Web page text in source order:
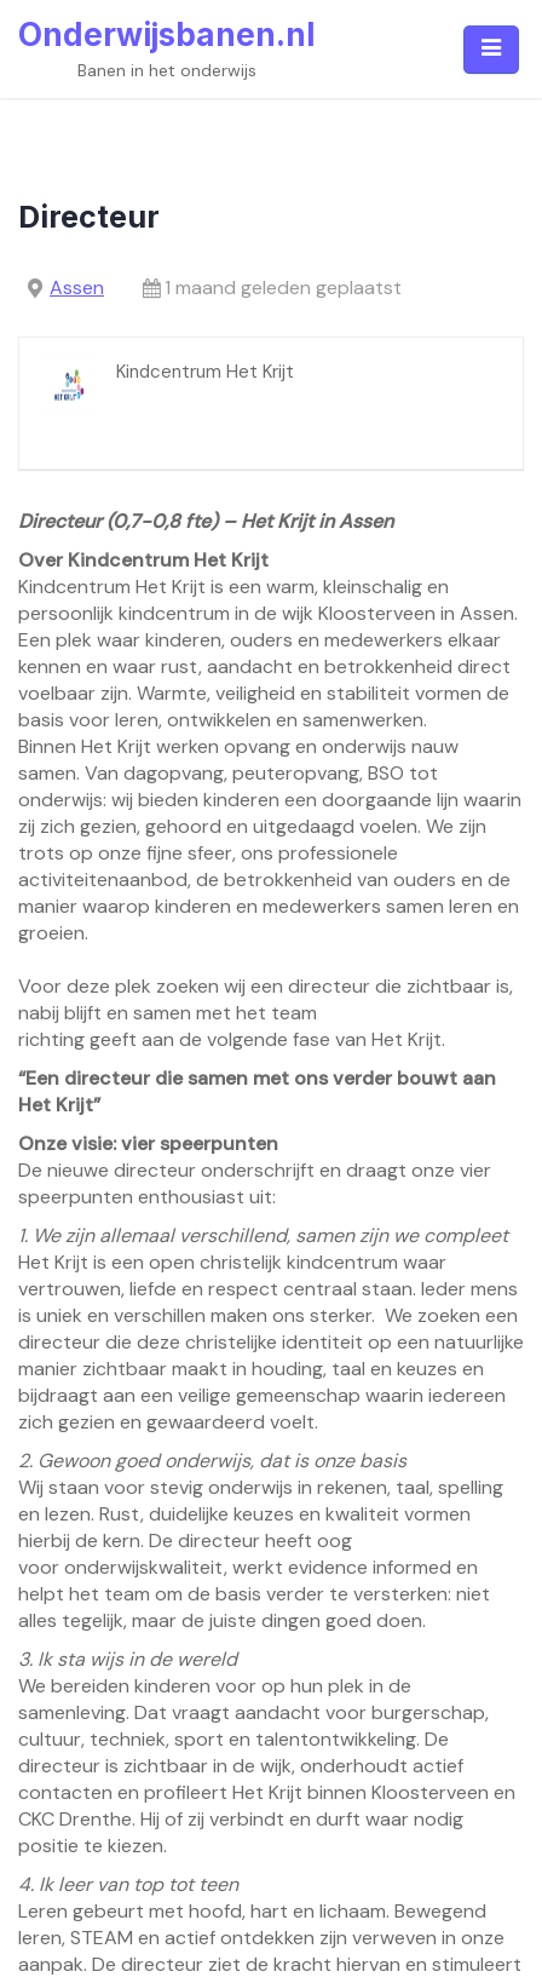
Onderwijsbanen.nl
Banen in het onderwijs
Directeur
Assen 1 maand geleden geplaatst
Kindcentrum Het Krijt
Directeur (0,7-0,8 fte) – Het Krijt in Assen
Over Kindcentrum Het Krijt
Kindcentrum Het Krijt is een warm, kleinschalig en
persoonlijk kindcentrum in de wijk Kloosterveen in Assen.
Een plek waar kinderen, ouders en medewerkers elkaar
kennen en waar rust, aandacht en betrokkenheid direct
voelbaar zijn. Warmte, veiligheid en stabiliteit vormen de
basis voor leren, ontwikkelen en samenwerken.
Binnen Het Krijt werken opvang en onderwijs nauw
samen. Van dagopvang, peuteropvang, BSO tot
onderwijs: wij bieden kinderen een doorgaande lijn waarin
zij zich gezien, gehoord en uitgedaagd voelen. We zijn
trots op onze fijne sfeer, ons professionele
activiteitenaanbod, de betrokkenheid van ouders en de
manier waarop kinderen en medewerkers samen leren en
groeien.
Voor deze plek zoeken wij een directeur die zichtbaar is,
nabij blijft en samen met het team
richting geeft aan de volgende fase van Het Krijt.
“Een directeur die samen met ons verder bouwt aan
Het Krijt”
Onze visie: vier speerpunten
De nieuwe directeur onderschrijft en draagt onze vier
speerpunten enthousiast uit:
1. We zijn allemaal verschillend, samen zijn we compleet
Het Krijt is een open christelijk kindcentrum waar
vertrouwen, liefde en respect centraal staan. Ieder mens
is uniek en verschillen maken ons sterker. We zoeken een
directeur die deze christelijke identiteit op een natuurlijke
manier zichtbaar maakt in houding, taal en keuzes en
bijdraagt aan een veilige gemeenschap waarin iedereen
zich gezien en gewaardeerd voelt.
2. Gewoon goed onderwijs, dat is onze basis
Wij staan voor stevig onderwijs in rekenen, taal, spelling
en lezen. Rust, duidelijke keuzes en kwaliteit vormen
hierbij de kern. De directeur heeft oog
voor onderwijskwaliteit, werkt evidence informed en
helpt het team om de basis verder te versterken: niet
alles tegelijk, maar de juiste dingen goed doen.
3. Ik sta wijs in de wereld
We bereiden kinderen voor op hun plek in de
samenleving. Dat vraagt aandacht voor burgerschap,
cultuur, techniek, sport en talentontwikkeling. De
directeur is zichtbaar in de wijk, onderhoudt actief
contacten en profileert Het Krijt binnen Kloosterveen en
CKC Drenthe. Hij of zij verbindt en durft waar nodig
positie te kiezen.
4. Ik leer van top tot teen
Leren gebeurt met hoofd, hart en lichaam. Bewegend
leren, STEAM en actief ontdekken zijn verweven in onze
aanpak. De directeur ziet de kracht hiervan en stimuleert